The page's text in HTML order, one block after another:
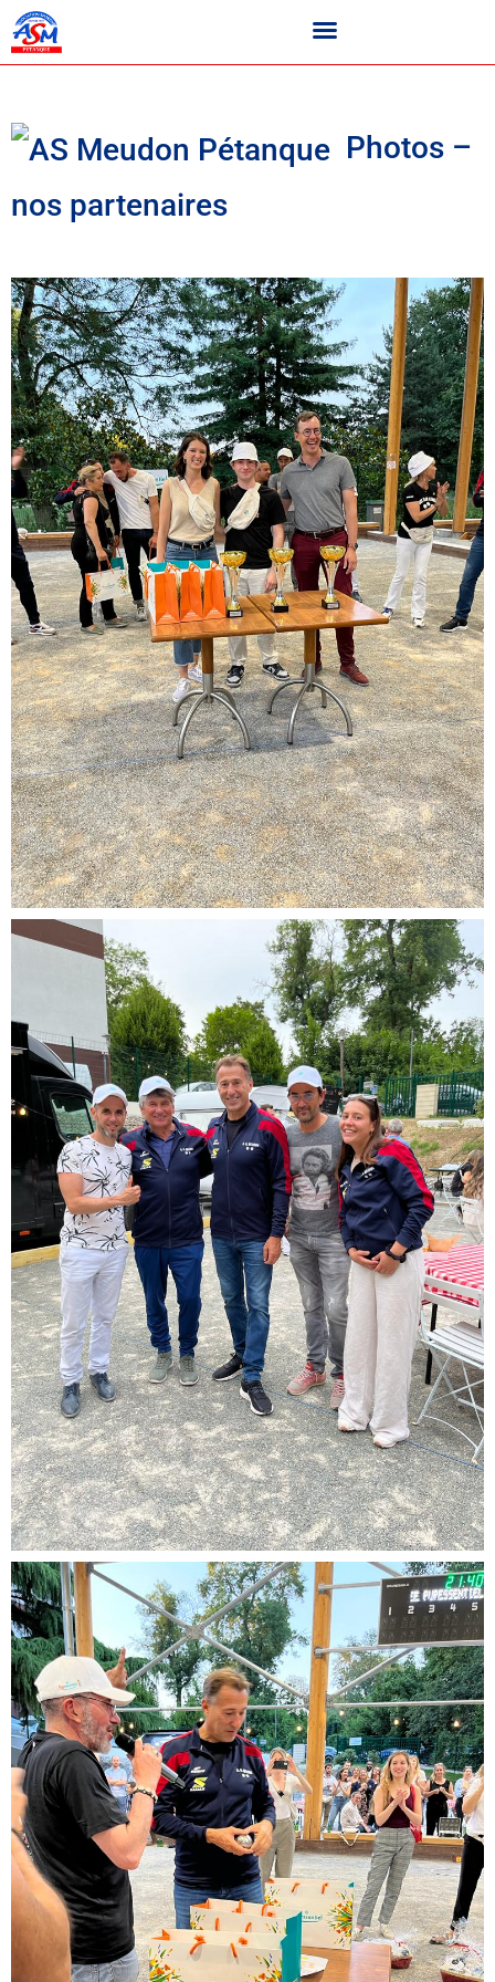
Photos –
nos partenaires